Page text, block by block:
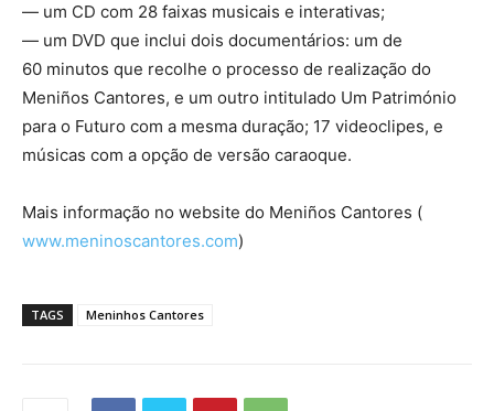
— um CD com 28 faixas musicais e interativas;
— um DVD que inclui dois documentários: um de
60 minutos que recolhe o processo de realização do
Meniños Cantores, e um outro intitulado Um Património
para o Futuro com a mesma duração; 17 videoclipes, e
músicas com a opção de versão caraoque.
Mais informação no website do Meniños Cantores (
www.meninoscantores.com)
TAGS Meninhos Cantores